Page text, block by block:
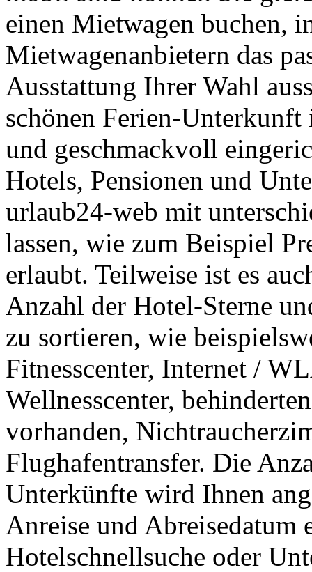
einen Mietwagen buchen,
Mietwagenanbietern das
Ausstattung Ihrer Wahl
schönen Ferien-
und geschmackvoll
Hotels, Pensionen und
urlaub24-web mit
lassen, wie zum Beispiel
erlaubt. Teilweise ist es
Anzahl der Hotel-Sterne
zu sortieren, wie
Fitnesscenter, Internet /
Wellnesscenter,
vorhanden,
Flughafentransfer. Die
Unterkünfte wird Ihnen
Anreise und Abreisedatum
Hotelschnellsuche oder